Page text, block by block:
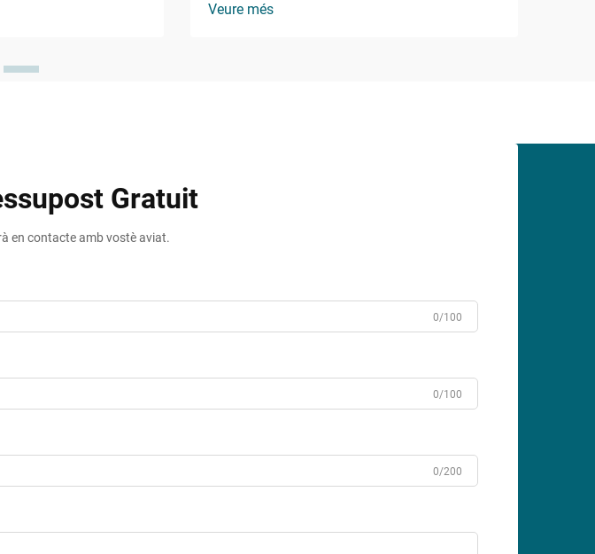
pot marcar
fracàs costós.
especialment en àrees exposades al
Veure més
Gratuit
en contacte amb vostè aviat.
0/100
0/100
0/200